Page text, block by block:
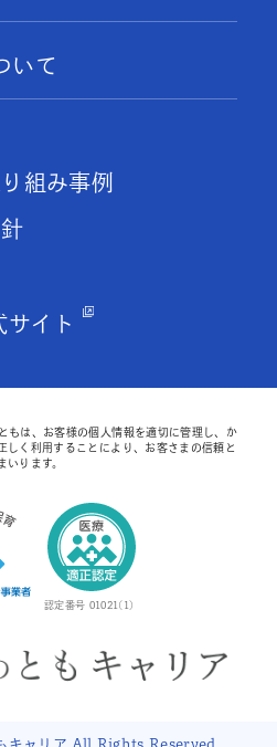
いて
組み事例
サイト
認定番号 01021(1)
もは、お客様の個人情報を適切に管理し、か
しく利用することにより、お客さまの信頼と
いります。
ャリア All Rights Reserved.